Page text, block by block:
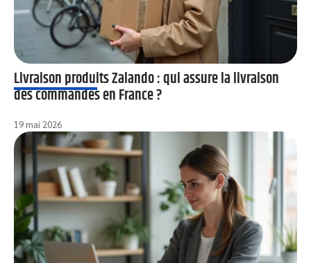
Livraison produits Zalando : qui assure la livraison
des commandes en France ?
19 mai 2026